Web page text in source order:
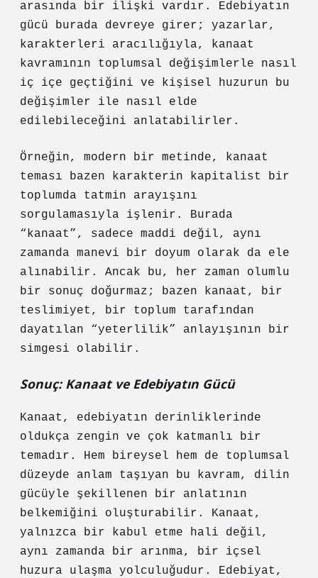
arasında bir ilişki vardır. Edebiyatın
gücü burada devreye girer; yazarlar,
karakterleri aracılığıyla, kanaat
kavramının toplumsal değişimlerle nasıl
iç içe geçtiğini ve kişisel huzurun bu
değişimler ile nasıl elde
edilebileceğini anlatabilirler.
Örneğin, modern bir metinde, kanaat
teması bazen karakterin kapitalist bir
toplumda tatmin arayışını
sorgulamasıyla işlenir. Burada
“kanaat”, sadece maddi değil, aynı
zamanda manevi bir doyum olarak da ele
alınabilir. Ancak bu, her zaman olumlu
bir sonuç doğurmaz; bazen kanaat, bir
teslimiyet, bir toplum tarafından
dayatılan “yeterlilik” anlayışının bir
simgesi olabilir.
Sonuç: Kanaat ve Edebiyatın Gücü
Kanaat, edebiyatın derinliklerinde
oldukça zengin ve çok katmanlı bir
temadır. Hem bireysel hem de toplumsal
düzeyde anlam taşıyan bu kavram, dilin
gücüyle şekillenen bir anlatının
belkemiğini oluşturabilir. Kanaat,
yalnızca bir kabul etme hali değil,
aynı zamanda bir arınma, bir içsel
huzura ulaşma yolculuğudur. Edebiyat,